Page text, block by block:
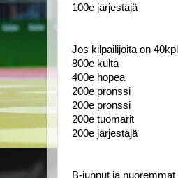
100e järjestäjä
Jos kilpailijoita on
800e kulta
400e hopea
200e pronssi
200e pronssi
200e tuomarit
200e järjestäjä
B-junnut ja